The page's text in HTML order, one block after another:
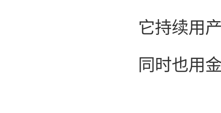
它持续用
同时也用